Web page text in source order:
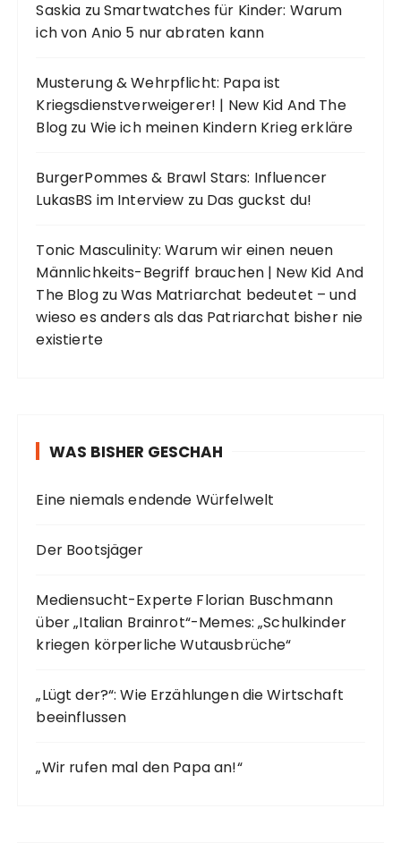
Saskia zuSmartwatches für Kinder: Warum
ich von Anio 5 nur abraten kann
Musterung & Wehrpflicht: Papa ist
Kriegsdienstverweigerer! | New Kid And The
Blog zu Wie ich meinen Kindern Krieg erkläre
BurgerPommes & Brawl Stars: Influencer
LukasBS im Interview zu Das guckst du!
Tonic Masculinity: Warum wir einen neuen
Männlichkeits-Begriff brauchen | New Kid And
The BlogzuWas Matriarchat bedeutet – und
wieso es anders als das Patriarchat bisher nie
existierte
WAS BISHER GESCHAH
Eine niemals endende Würfelwelt
Der Bootsjäger
Mediensucht-Experte Florian Buschmann
über „Italian Brainrot“-Memes: „Schulkinder
kriegen körperliche Wutausbrüche“
„Lügt der?“: Wie Erzählungen die Wirtschaft
beeinflussen
„Wir rufen mal den Papa an!“